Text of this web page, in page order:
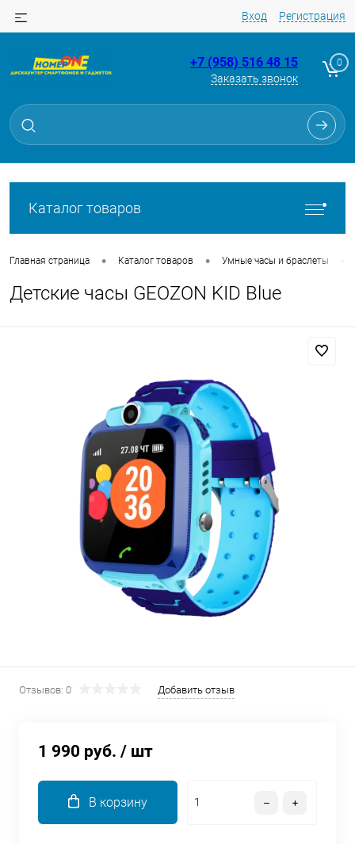
Вход Регистрация
+7 (958) 516 48 15
Заказать звонок
0
Каталог товаров
Главная страница • Каталог товаров • Умные часы и браслеты
Детские часы GEOZON KID Blue
Отзывов: 0 Добавить отзыв
1 990 руб. / шт
В корзину
Для клиентов всех банков
Разбейте
без переплат
Сегодня
Добавляйте товары
Оплачивайте сегодня только
% картой любого банка
Получайте товар
выбранный способом
Оставшиеся75% будут
с вашей карты
Остались вопросы?
8 800 302-02-51